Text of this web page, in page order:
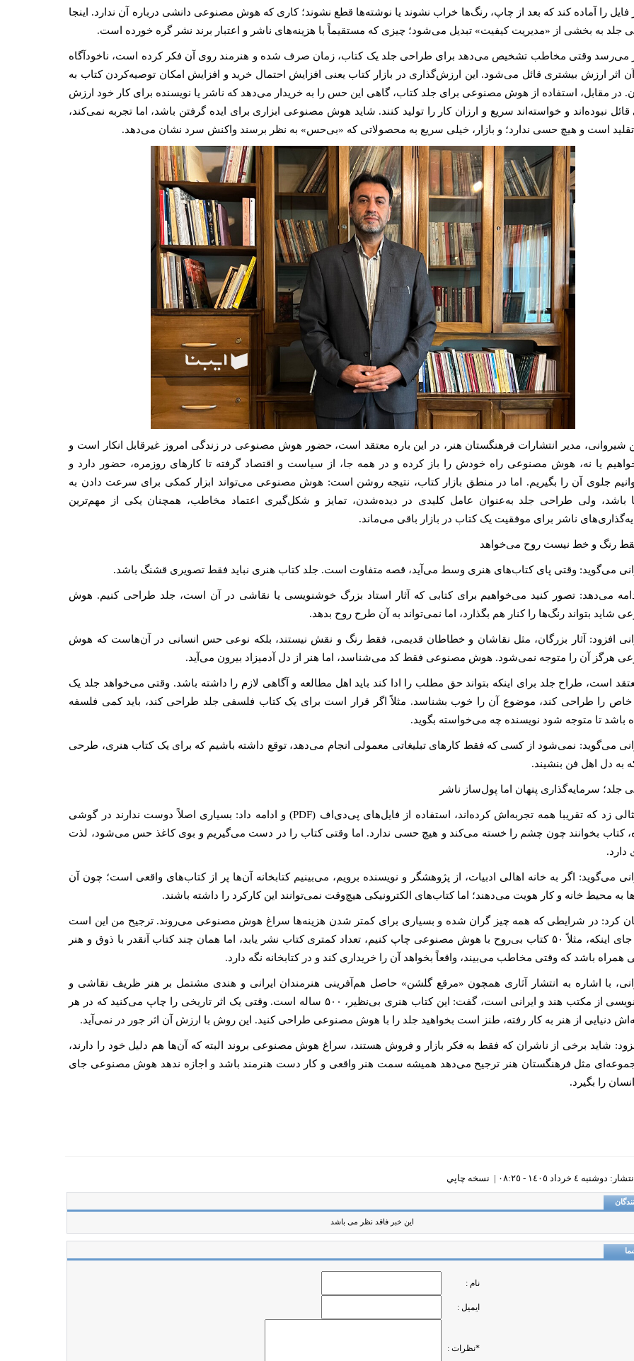
را آماده کند که بعد از چاپ، رنگ‌ها خراب نشوند یا نوشته‌ها قطع نشوند؛ کاری که هوش مصنوعی دانشی درباره‌ آن ندارد. اینجا
جلد به بخشی از «مدیریت کیفیت» تبدیل می‌شود؛ چیزی که مستقیماً با هزینه‌های ناشر و اعتبار برند نشر گره خورده است.
می‌رسد وقتی مخاطب تشخیص می‌دهد برای طراحی جلد یک کتاب، زمان صرف شده و هنرمند روی آن فکر کرده است، ناخودآگاه
اثر ارزش بیشتری قائل می‌شود. این ارزش‌گذاری در بازار کتاب یعنی افزایش احتمال خرید و افزایش امکان توصیه‌کردن کتاب به
در مقابل، استفاده از هوش مصنوعی برای جلد کتاب، گاهی این حس را به خریدار می‌دهد که ناشر یا نویسنده برای کار خود ارزش
قائل نبوده‌اند و خواسته‌اند سریع و ارزان کار را تولید کنند. شاید هوش مصنوعی ابزاری برای ایده گرفتن باشد، اما تجربه نمی‌کند،
است و هیچ حسی ندارد؛ و بازار، خیلی سریع به محصولاتی که «بی‌حس» به نظر برسند واکنش سرد نشان می‌دهد.
شیروانی، مدیر انتشارات فرهنگستان هنر، در این باره معتقد است، حضور هوش مصنوعی در زندگی امروز غیرقابل انکار است و
یا نه، هوش مصنوعی راه خودش را باز کرده و در همه جا، از سیاست و اقتصاد گرفته تا کارهای روزمره، حضور دارد و
جلوی آن را بگیریم. اما در منطق بازار کتاب، نتیجه روشن است: هوش مصنوعی می‌تواند ابزار کمکی برای سرعت دادن به
باشد، ولی طراحی جلد به‌عنوان عامل کلیدی در دیده‌شدن، تمایز و شکل‌گیری اعتماد مخاطب، همچنان یکی از مهم‌ترین
ناشر برای موفقیت یک کتاب در بازار باقی می‌ماند.
رنگ و خط نیست روح می‌خواهد
می‌گوید: وقتی پای کتاب‌های هنری وسط می‌آید، قصه متفاوت است. جلد کتاب هنری نباید فقط تصویری قشنگ باشد.
می‌دهد: تصور کنید می‌خواهیم برای کتابی که آثار استاد بزرگ خوشنویسی یا نقاشی در آن است، جلد طراحی کنیم. هوش
شاید بتواند رنگ‌ها را کنار هم بگذارد، اما نمی‌تواند به آن طرح روح بدهد.
افزود: آثار بزرگان، مثل نقاشان و خطاطان قدیمی، فقط رنگ و نقش نیستند، بلکه نوعی حس انسانی در آن‌هاست که هوش
هرگز آن را متوجه نمی‌شود. هوش مصنوعی فقط کد می‌شناسد، اما هنر از دل آدمیزاد بیرون می‌آید.
است، طراح جلد برای اینکه بتواند حق مطلب را ادا کند باید اهل مطالعه و آگاهی لازم را داشته باشد. وقتی می‌خواهد جلد یک
خاص را طراحی کند، موضوع آن را خوب بشناسد. مثلاً اگر قرار است برای یک کتاب فلسفی جلد طراحی کند، باید کمی فلسفه
باشد تا متوجه شود نویسنده چه می‌خواسته بگوید.
می‌گوید: نمی‌شود از کسی که فقط کارهای تبلیغاتی معمولی انجام می‌دهد، توقع داشته باشیم که برای یک کتاب هنری، طرحی
به دل اهل فن بنشیند.
جلد؛ سرمایه‌گذاری پنهان اما پول‌ساز ناشر
وی مثالی زد که تقریبا همه تجربه‌اش کرده‌اند، استفاده از فایل‌های پی‌دی‌اف (PDF) و ادامه داد: بسیاری اصلاً دوست ندارند در گوشی
کتاب بخوانند چون چشم را خسته می‌کند و هیچ حسی ندارد. اما وقتی کتاب را در دست می‌گیریم و بوی کاغذ حس می‌شود، لذت
دارد.
می‌گوید: اگر به خانه اهالی ادبیات، از پژوهشگر و نویسنده برویم، می‌بینیم کتابخانه‌ آن‌ها پر از کتاب‌های واقعی است؛ چون آن
به محیط خانه و کار هویت می‌دهند؛ اما کتاب‌های الکترونیکی هیچ‌وقت نمی‌توانند این کارکرد را داشته باشند.
کرد: در شرایطی که همه چیز گران شده و بسیاری برای کمتر شدن هزینه‌ها سراغ هوش مصنوعی می‌روند. ترجیح من این است
که به جای اینکه، مثلاً ۵۰ کتاب بی‌روح با هوش مصنوعی چاپ کنیم، تعداد کمتری کتاب نشر یابد، اما همان چند کتاب آنقدر با ذوق و هنر
همراه باشد که وقتی مخاطب می‌بیند، واقعاً بخواهد آن را خریداری کند و در کتابخانه‌ نگه دارد.
با اشاره به انتشار آثاری همچون «مرقع گلشن» حاصل هم‌آفرینی هنرمندان ایرانی و هندی مشتمل بر هنر ظریف نقاشی و
خوشنویسی از مکتب هند و ایرانی است، گفت: این کتاب هنری بی‌نظیر، ۵۰۰ ساله است. وقتی یک اثر تاریخی را چاپ می‌کنید که در هر
دنیایی از هنر به کار رفته، طنز است بخواهید جلد را با هوش مصنوعی طراحی کنید. این روش با ارزش آن اثر جور در نمی‌آید.
شاید برخی از ناشران که فقط به فکر بازار و فروش هستند، سراغ هوش مصنوعی بروند البته که آن‌ها هم دلیل خود را دارند،
مثل فرهنگستان هنر ترجیح می‌دهد همیشه سمت هنر واقعی و کار دست هنرمند باشد و اجازه ندهد هوش مصنوعی جای
را بگیرد.
٤ خرداد ١٤٠٥ - ٠٨:٢٥ | نسخه چاپي
این خبر فاقد نظر می باشد
نام :
ایمیل :
*نظرات :